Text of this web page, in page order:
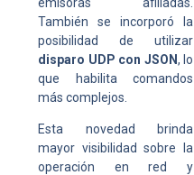
También se incorporó la
posibilidad de utilizar
disparo UDP con JSON, lo
que habilita comandos
más complejos.
Esta novedad brinda
mayor visibilidad sobre la
operación en red y